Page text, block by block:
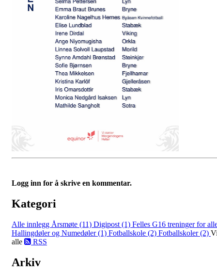
Logg inn for å skrive en kommentar.
Kategori
Alle innlegg Årsmøte (11) Digipost (1) Felles G16 treninger for
Hallingdøler og Numedøler (1) Fotballskole (2) Fotballskoler (2)
alle
RSS
Arkiv